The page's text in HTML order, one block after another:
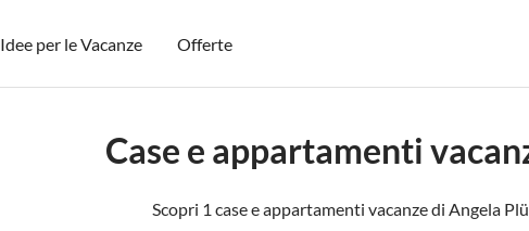
Idee per le Vacanze Offerte
Case e appartamenti
Scopri 1 case e appartamenti vacanze di Angela